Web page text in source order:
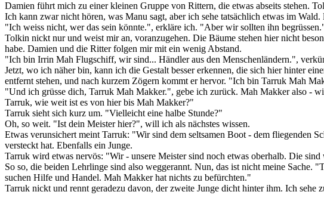
Damien führt mich zu einer kleinen Gruppe von Rittern, die etwas abseits stehen.
Ich kann zwar nicht hören, was Manu sagt, aber ich sehe tatsächlich etwas im
"Ich weiss nicht, wer das sein könnte.", erkläre ich. "Aber wir sollten ihn
Tolkin nickt nur und weist mir an, voranzugehen. Die Bäume stehen hier nicht
habe. Damien und die Ritter folgen mir mit ein wenig Abstand.
"Ich bin Irrin Mah Flugschiff, wir sind... Händler aus den Menschenländern.",
Jetzt, wo ich näher bin, kann ich die Gestalt besser erkennen, die sich hier hinter
entfernt stehen, und nach kurzem Zögern kommt er hervor. "Ich bin Tarruk Mah
"Und ich grüsse dich, Tarruk Mah Makker.", gebe ich zurück. Mah Makker also -
Tarruk, wie weit ist es von hier bis Mah Makker?"
Tarruk sieht sich kurz um. "Vielleicht eine halbe Stunde?"
Oh, so weit. "Ist dein Meister hier?", will ich als nächstes wissen.
Etwas verunsichert meint Tarruk: "Wir sind dem seltsamen Boot - dem fliegenden
versteckt hat. Ebenfalls ein Junge.
Tarruk wird etwas nervös: "Wir - unsere Meister sind noch etwas oberhalb. Die
So so, die beiden Lehrlinge sind also weggerannt. Nun, das ist nicht meine
suchen Hilfe und Handel. Mah Makker hat nichts zu befürchten."
Tarruk nickt und rennt geradezu davon, der zweite Junge dicht hinter ihm. Ich